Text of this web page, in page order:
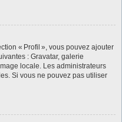
« Profil », vous pouvez ajouter
: Gravatar, galerie
locale. Les administrateurs
Si vous ne pouvez pas utiliser